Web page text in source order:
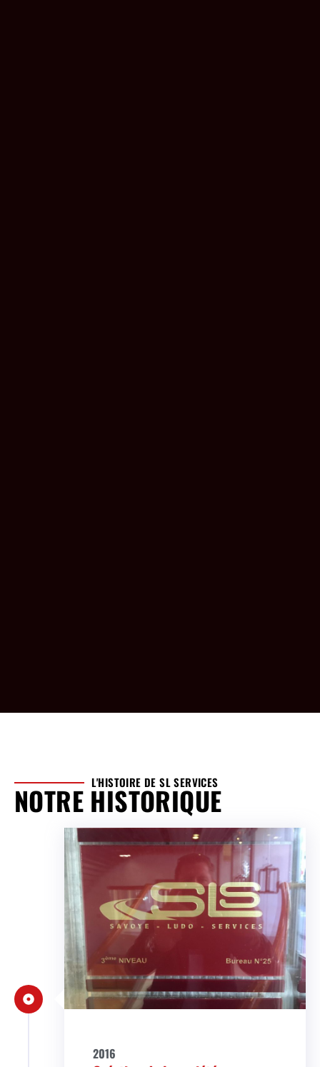
L'HISTOIRE DE SL SERVICES
NOTRE HISTORIQUE
2016